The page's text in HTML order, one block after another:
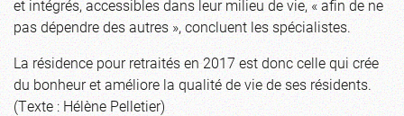
et intégrés, accessibles dans leur milieu de vie, « afin de ne
pas dépendre des autres », concluent les spécialistes.
La résidence pour retraités en 2017 est donc celle qui crée
du bonheur et améliore la qualité de vie de ses résidents.
(Texte : Hélène Pelletier)